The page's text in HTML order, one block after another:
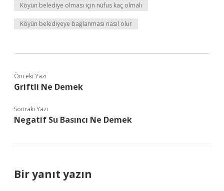
Köyün belediye olması için nüfus kaç olmalı
Köyün belediyeye bağlanması nasıl olur
Önceki Yazı
Griftli Ne Demek
Sonraki Yazı
Negatif Su Basıncı Ne Demek
Bir yanıt yazın